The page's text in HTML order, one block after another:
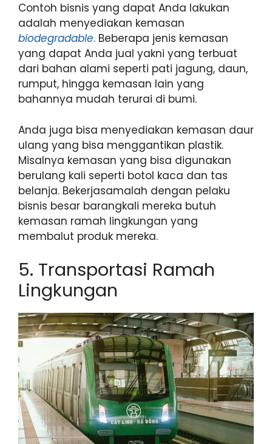
Contoh bisnis yang dapat Anda lakukan
adalah menyediakan kemasan
biodegradable. Beberapa jenis kemasan
yang dapat Anda jual yakni yang terbuat
dari bahan alami seperti pati jagung, daun,
rumput, hingga kemasan lain yang
bahannya mudah terurai di bumi.
Anda juga bisa menyediakan kemasan daur
ulang yang bisa menggantikan plastik.
Misalnya kemasan yang bisa digunakan
berulang kali seperti botol kaca dan tas
belanja. Bekerjasamalah dengan pelaku
bisnis besar barangkali mereka butuh
kemasan ramah lingkungan yang
membalut produk mereka.
5. Transportasi Ramah
Lingkungan